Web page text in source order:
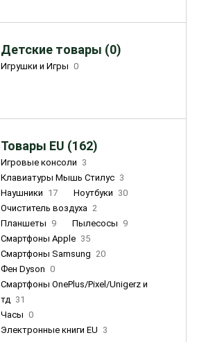
Детские товары (0)
Игрушки и Игры 0
Товары EU (162)
Игровые консоли 3
Клавиатуры Мышь Стилус 3
Наушники 17 Ноутбуки 30
Очиститель воздуха 2
Планшеты 9 Пылесосы 9
Смартфоны Apple 35
Смартфоны Samsung 20
Фен Dyson 0
Смартфоны OnePlus/Pixel/Unigerz и
тд 31
Часы 0
Электронные книги EU 3